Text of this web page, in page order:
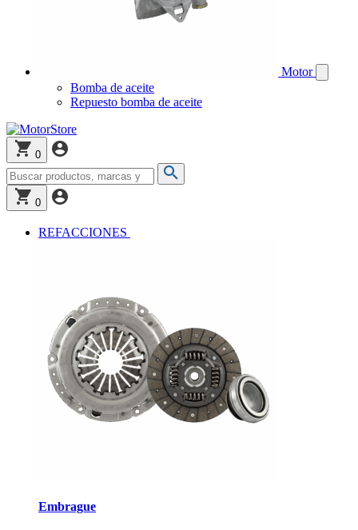
Motor
Bomba de aceite
Repuesto bomba de aceite
0
0
REFACCIONES
Embrague